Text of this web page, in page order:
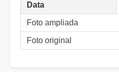
Data
Foto ampliada
Foto original